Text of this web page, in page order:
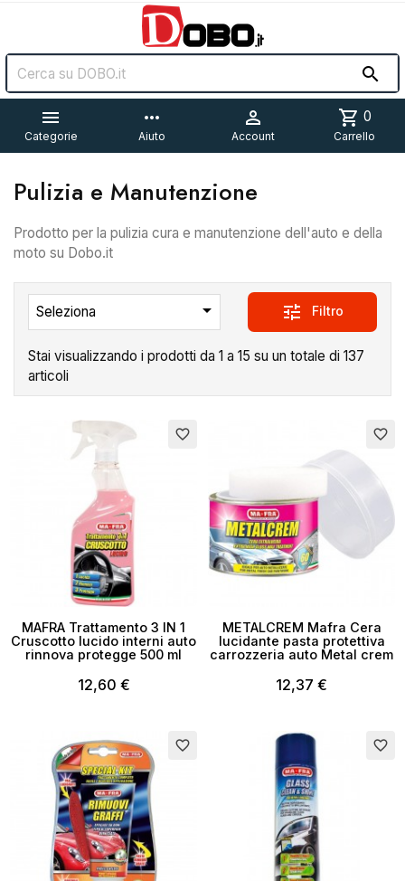


Categorie
more_horiz
Aiuto

Account
shopping_cart 0
Carrello
Pulizia e Manutenzione
Prodotto per la pulizia cura e manutenzione dell'auto e della
moto su Dobo.it
Seleziona  tune Filtro
Stai visualizzando i prodotti da 1 a 15 su un totale di 137
articoli
favorite_border
MAFRA Trattamento 3 IN 1
Cruscotto lucido interni auto
rinnova protegge 500 ml
12,60 €
favorite_border
METALCREM Mafra Cera
lucidante pasta protettiva
carrozzeria auto Metal crem
12,37 €
favorite_border favorite_border